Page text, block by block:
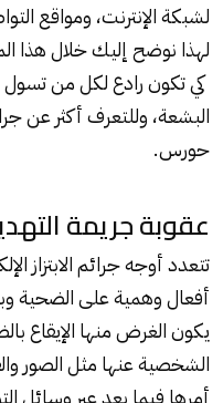
لشبكة الإنترنت، ومواقع
لهذا نوضح إليك خلال هذا
كي تكون رادع لكل من تسول
البشعة، وللتعرف أكثر عن
حورس.
عقوبة جريمة
تتعدد أوجه جرائم الابتزاز
أفعال وهمية على الضحية
يكون الغرض منها الإيقاع
الشخصية عنها مثل الصور
أمرها فيما بعد عبر وسائل